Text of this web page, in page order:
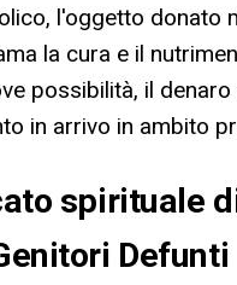
l'oggetto donato
la cura e il
possibilità, il
in arrivo in ambito
spirituale
Defunti